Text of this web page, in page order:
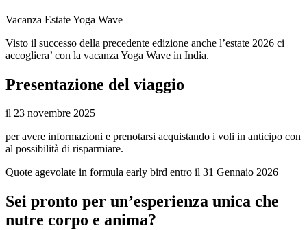
Vacanza Estate Yoga Wave
Visto il successo della precedente edizione anche l’estate 2026 ci
accogliera’ con la vacanza Yoga Wave in India.
Presentazione del viaggio
il 23 novembre 2025
per avere informazioni e prenotarsi acquistando i voli in anticipo con
al possibilità di risparmiare.
Quote agevolate in formula early bird entro il 31 Gennaio 2026
Sei pronto per un’esperienza unica che
nutre corpo e anima?